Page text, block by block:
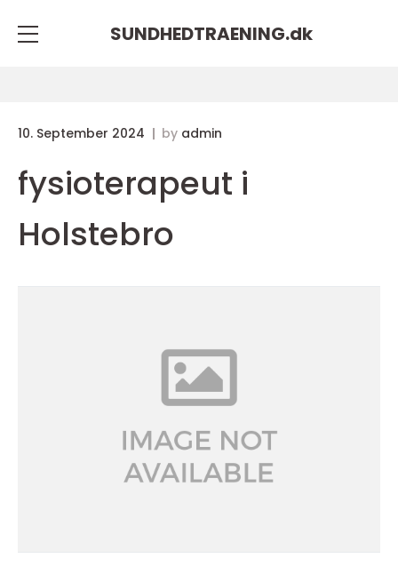
SUNDHEDTRAENING.dk
10. September 2024 by admin
fysioterapeut i
Holstebro